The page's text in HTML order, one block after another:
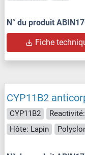
N° du produit
Fiche
CYP11B2
CYP11B2
Hôte: Lapin